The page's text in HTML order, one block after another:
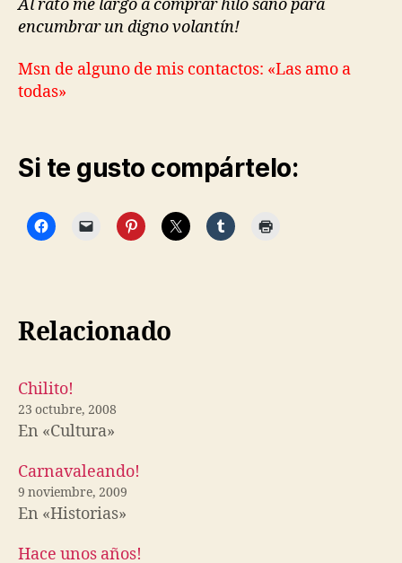
Al rato me largo a comprar hilo sano para
encumbrar un digno volantín!
Msn de alguno de mis contactos: «Las amo a
todas»
Si te gusto compártelo:
Relacionado
Chilito!
23 octubre, 2008
En «Cultura»
Carnavaleando!
9 noviembre, 2009
En «Historias»
Hace unos años!